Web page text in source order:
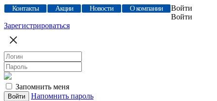
Контакты Акции Новости О компании
Войти
Войти
Зарегистрироваться
Запомнить меня
Напомнить пароль